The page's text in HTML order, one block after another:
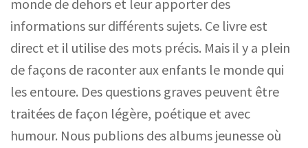
monde de dehors et leur apporter des
informations sur différents sujets. Ce livre est
direct et il utilise des mots précis. Mais il y a plein
de façons de raconter aux enfants le monde qui
les entoure. Des questions graves peuvent être
traitées de façon légère, poétique et avec
humour. Nous publions des albums jeunesse où